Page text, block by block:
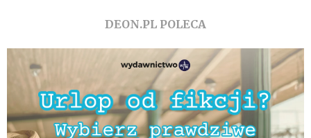
DEON.PL POLECA